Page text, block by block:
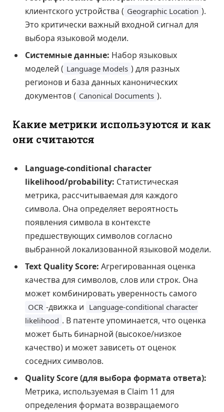
клиентского устройства ( Geographic Location ).
Это критически важный входной сигнал для
выбора языковой модели.
Системные данные: Набор языковых
моделей ( Language Models ) для разных
регионов и база данных канонических
документов ( Canonical Documents ).
Какие метрики используются и как
они считаются
Language-conditional character
likelihood/probability: Статистическая
метрика, рассчитываемая для каждого
символа. Она определяет вероятность
появления символа в контексте
предшествующих символов согласно
выбранной локализованной языковой модели.
Text Quality Score: Агрегированная оценка
качества для символов, слов или строк. Она
может комбинировать уверенность самого
OCR -движка и Language-conditional character
likelihood . В патенте упоминается, что оценка
может быть бинарной (высокое/низкое
качество) и может зависеть от оценок
соседних символов.
Quality Score (для выбора формата ответа):
Метрика, используемая в Claim 11 для
определения формата возвращаемого